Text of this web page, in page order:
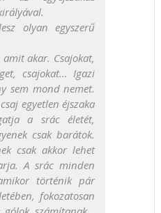
olyan egyszerű
akar. Csajokat,
csajokat… Igazi
sem mond nemet.
egyetlen éjszaka
a srác életét,
csak barátok.
csak akkor lehet
A srác minden
történik pár
fokozatosan